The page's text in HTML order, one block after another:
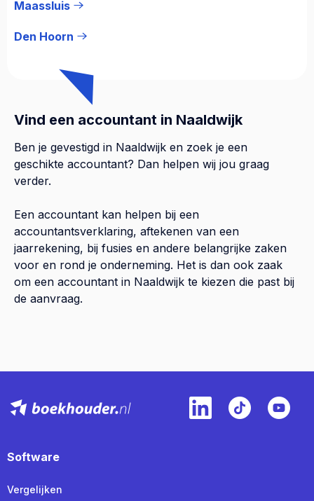
Maassluis
Den Hoorn
Vind een accountant in Naaldwijk
Ben je gevestigd in Naaldwijk en zoek je een
geschikte accountant? Dan helpen wij jou graag
verder.
Een accountant kan helpen bij een
accountantsverklaring, aftekenen van een
jaarrekening, bij fusies en andere belangrijke zaken
voor en rond je onderneming. Het is dan ook zaak
om een accountant in Naaldwijk te kiezen die past bij
de aanvraag.
Software
Vergelijken